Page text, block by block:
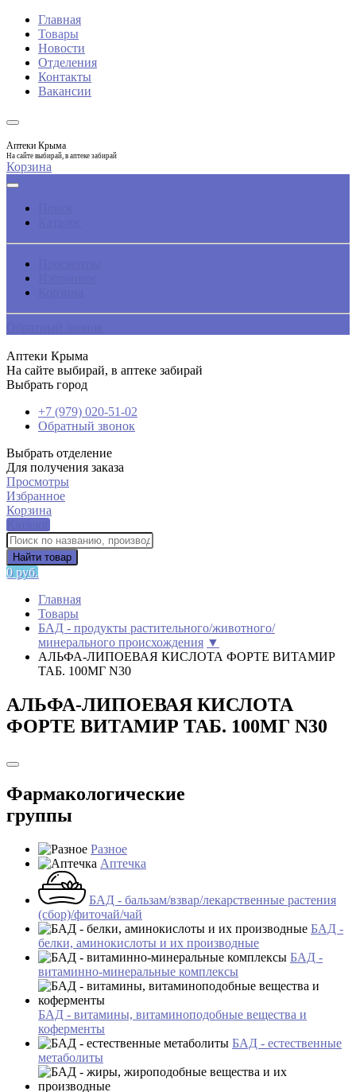
Главная
Товары
Новости
Отделения
Контакты
Вакансии
Аптеки Крыма
На сайте выбирай, в аптеке забирай
Корзина
Аптеки Крыма
На сайте выбирай, в аптеке забирай
Выбрать город
+7 (979) 020-51-02
Обратный звонок
Выбрать отделение
Для получения заказа
Просмотры
Избранное
Корзина
Найти товар
0 руб.
Главная
Товары
БАД - продукты растительного/животного/
минерального происхождения ▼
АЛЬФА-ЛИПОЕВАЯ КИСЛОТА ФОРТЕ ВИТАМИР
ТАБ. 100МГ N30
АЛЬФА-ЛИПОЕВАЯ КИСЛОТА
ФОРТЕ ВИТАМИР ТАБ. 100МГ N30
Фармакологические
группы
Разное
Аптечка
БАД - бальзам/взвар/лекарственные растения
(сбор)/фиточай/чай
БАД -
белки, аминокислоты и их производные
БАД -
витаминно-минеральные комплексы
БАД - витамины, витаминоподобные вещества и
коферменты
БАД - естественные
метаболиты